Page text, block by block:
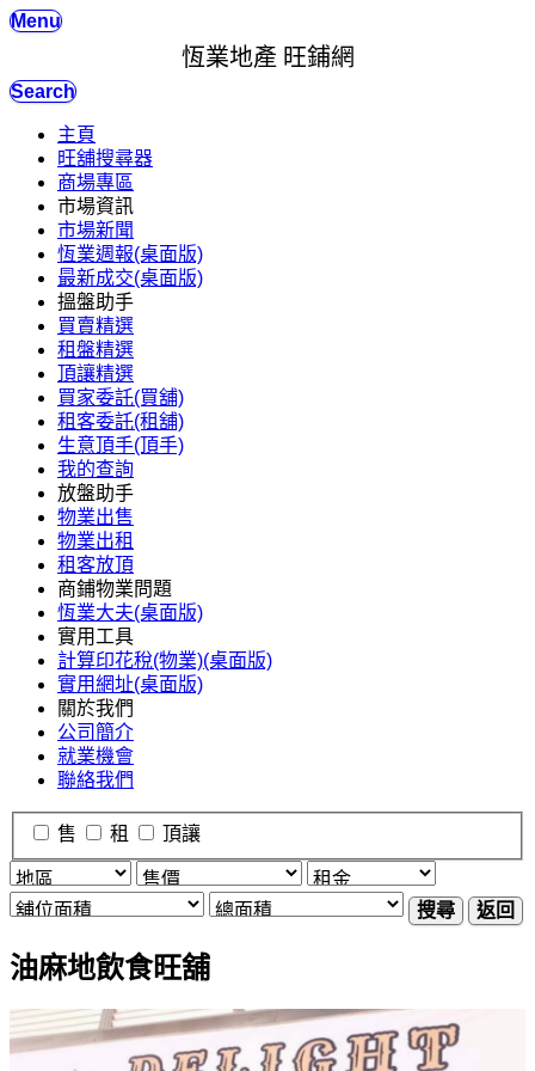
Menu
恆業地產 旺鋪網
Search
主頁
旺舖搜尋器
商場專區
市場資訊
市場新聞
恆業週報(桌面版)
最新成交(桌面版)
搵盤助手
買賣精選
租盤精選
頂讓精選
買家委託(買舖)
租客委託(租舖)
生意頂手(頂手)
我的查詢
放盤助手
物業出售
物業出租
租客放頂
商鋪物業問題
恆業大夫(桌面版)
實用工具
計算印花稅(物業)(桌面版)
實用網址(桌面版)
關於我們
公司簡介
就業機會
聯絡我們
售 租 頂讓
搜尋 返回
油麻地飲食旺舖